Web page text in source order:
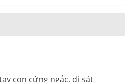
con cứng ngắc, đi sát